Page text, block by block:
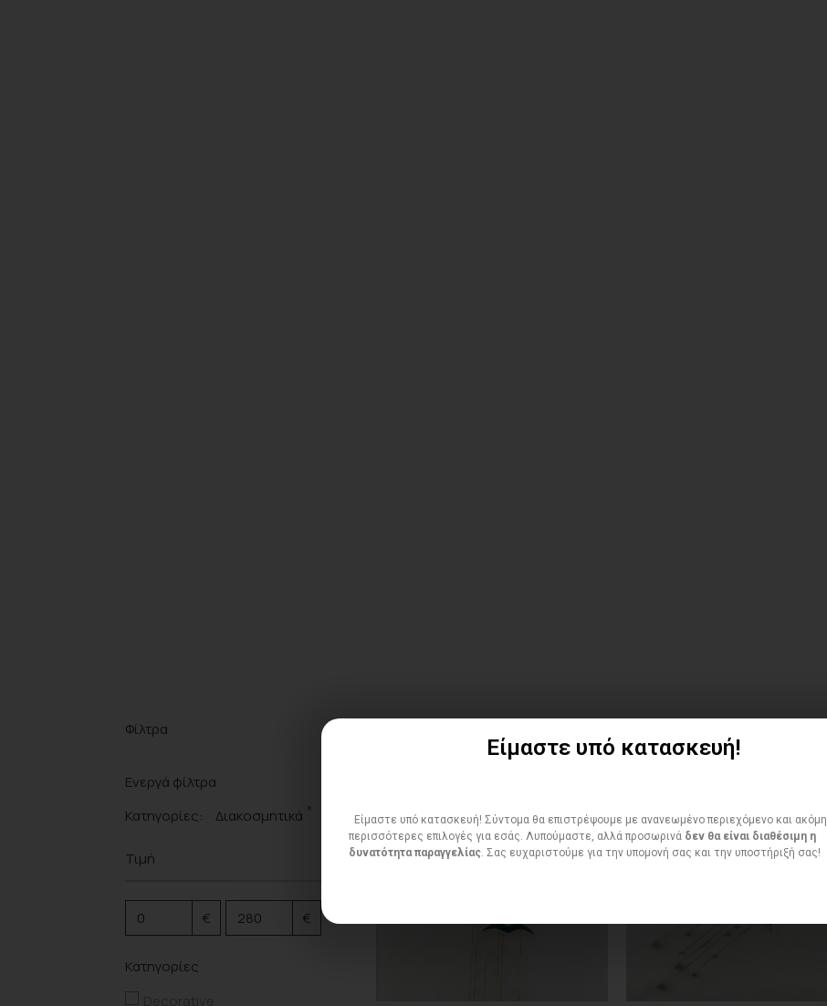
Φίλτρα
Ενεργά φίλτρα
Κατηγορίες:
Διακοσμητικά ×
Τιμή
€ €
Κατηγορίες
Είμαστε υπό κατασκευή!
Είμαστε υπό κατασκευή! Σύντομα θα επιστρέψουμε με ανανεωμένο περιεχόμενο και ακόμη
περισσότερες επιλογές για εσάς. Λυπούμαστε, αλλά προσωρινά δεν θα είναι διαθέσιμη η
δυνατότητα παραγγελίας . Σας ευχαριστούμε για την υπομονή σας και την υποστήριξή σας!